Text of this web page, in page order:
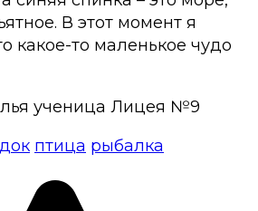
В этот момент я
какое-то маленькое чудо
ученица Лицея №9
птица рыбалка